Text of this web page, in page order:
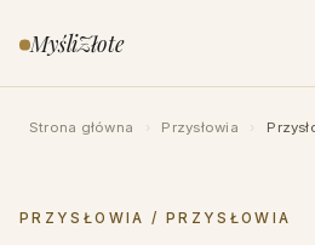
do MyśliZłote
Strona główna › Przysłowia ›
PRZYSŁOWIA / PRZYSŁOWIA